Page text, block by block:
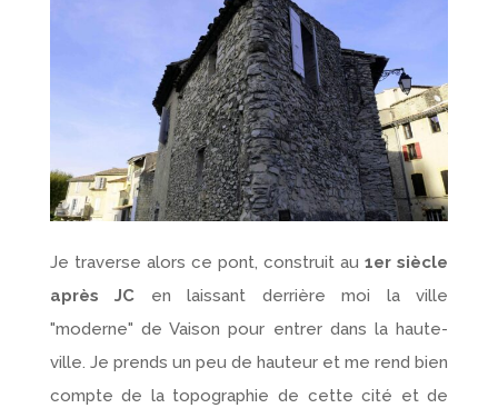
Je traverse alors ce pont, construit au1er siècle
après JC en laissant derrière moi la ville
"moderne" de Vaison pour entrer dans la haute-
ville. Je prends un peu de hauteur et me rend bien
compte de la topographie de cette cité et de